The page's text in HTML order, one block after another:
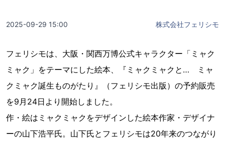
2025-09-29 15:00 株式会社フェリシモ
フェリシモは、大阪・関西万博公式キャラクター「ミャク
ミャク」をテーマにした絵本、『ミャクミャクと… ミャ
クミャク誕生ものがたり』（フェリシモ出版）の予約販売
を9月24日より開始しました。
作・絵はミャクミャクをデザインした絵本作家・デザイナ
ーの山下浩平氏。山下氏とフェリシモは20年来のつながり